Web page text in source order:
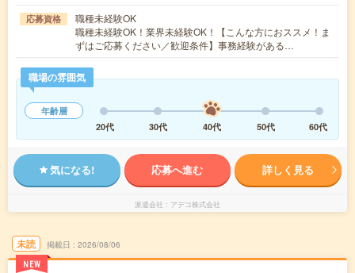
応募資格
職種未経験OK
職種未経験OK！業界未経験OK！【こんな方におススメ！ま
ずはご応募ください／歓迎条件】事務経験がある…
職場の雰囲気
年齢層
20代
30代 40代 50代 60代
気になる! 応募へ進む 詳しく見る
派遣会社 アデコ株式会社
未読
NEW
掲載日 2026/08/06